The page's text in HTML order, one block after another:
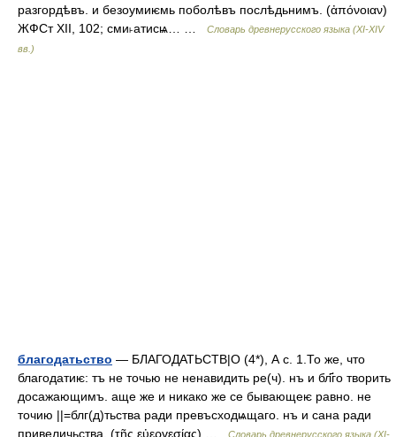
разгордѣвъ. и безоумиѥмь поболѣвъ послѣдьнимъ. (ἀπόνοιαν)
ЖФСт XII, 102; сми˫атисѩ… …
Словарь древнерусского языка (XI-XIV
вв.)
благодатьство — БЛАГОДАТЬСТВ|О (4*), А с. 1.То же, что
благодатиѥ: тъ не точью не ненавидить ре(ч). нъ и бл҃го творить
досажающимъ. аще же и никако же се бывающеѥ равно. не
точию ||=блг(д)тьства ради превъсходѩщаго. нъ и сана ради
привеличьства. (τῆς εὐεργεσίας) …
Словарь древнерусского языка (XI-